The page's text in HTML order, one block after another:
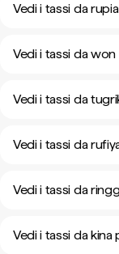
Vedi i tassi da
Vedi i tassi da
Vedi i tassi da
Vedi i tassi da
Vedi i tassi da
Vedi i tassi da kina